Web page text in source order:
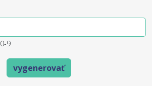
9
vygenerovať